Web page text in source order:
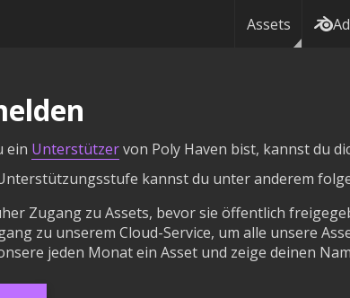
Assets
ein Unterstützervon Poly Haven bist, kannst du
kannst du unter anderem
Zugang zu Assets, bevor sie öffentlich
zu unserem Cloud-Service, um alle unsere
jeden Monat ein Asset und zeige deinen